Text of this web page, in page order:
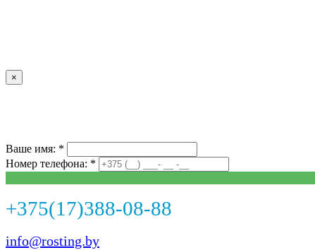
×
Ваше имя: *
Номер телефона: *
+375(17)388-08-88
info@rosting.by